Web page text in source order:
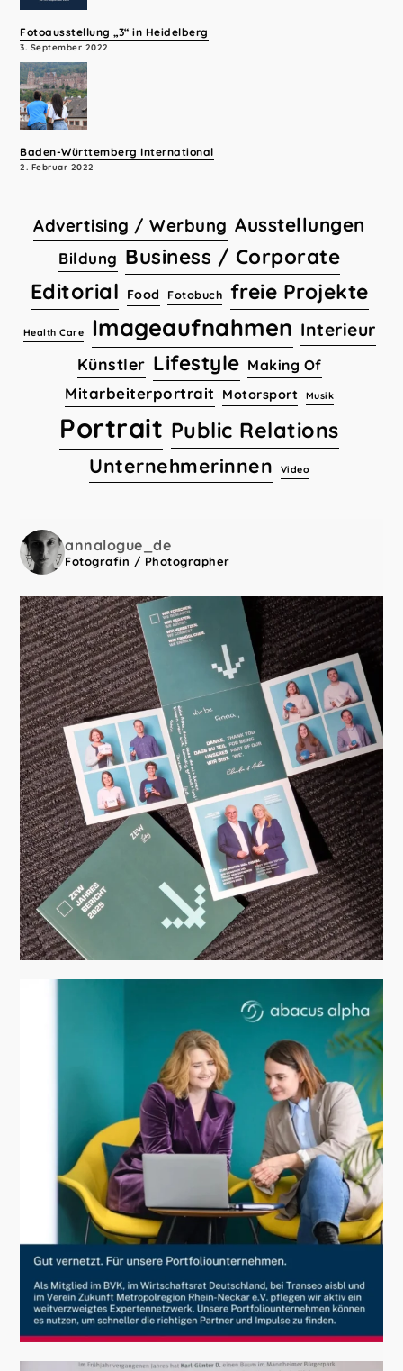
Fotoausstellung „3“ in Heidelberg
3. September 2022
Baden-Württemberg International
2. Februar 2022
Advertising / Werbung Ausstellungen
Bildung Business / Corporate
Editorial Food Fotobuch freie Projekte
Health Care Imageaufnahmen Interieur
Künstler Lifestyle Making Of
Mitarbeiterportrait Motorsport Musik
Portrait Public Relations
Unternehmerinnen Video
annalogue_de
Fotografin / Photographer